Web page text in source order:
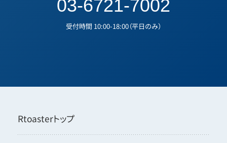
03-6721-7002
受付時間 10:00-18:00（平日のみ）
Rtoasterトップ